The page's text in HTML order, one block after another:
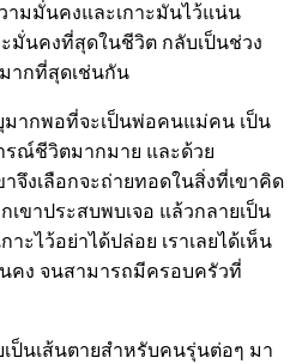
ามมั่นคงและเกาะมันไว้แน่น
มั่นคงที่สุดในชีวิต กลับเป็นช่วง
ากที่สุดเช่นกัน
มากพอที่จะเป็นพ่อคนแม่คน เป็น
ณ์ชีวิตมากมาย และด้วย
จึงเลือกจะถ่ายทอดในสิ่งที่เขาคิด
ขาประสบพบเจอ แล้วกลายเป็น
ะไว้อย่าได้ปล่อย เราเลยได้เห็น
ง จนสามารถมีครอบครัวที่
ป็นเส้นตายสำหรับคนรุ่นต่อๆ มา